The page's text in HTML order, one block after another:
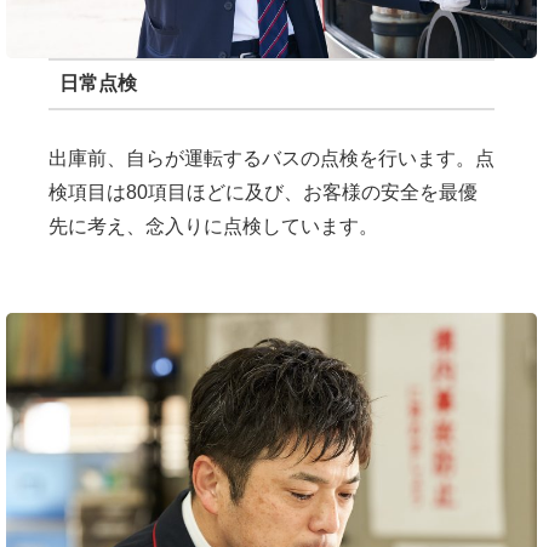
日常点検
出庫前、自らが運転するバスの点検を行います。点
検項目は80項目ほどに及び、お客様の安全を最優
先に考え、念入りに点検しています。